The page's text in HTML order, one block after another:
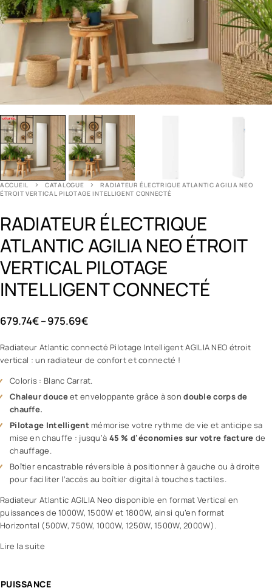
ACCUEIL CATALOGUE
RADIATEUR ÉLECTRIQUE ATLANTIC AGILIA NEO
ÉTROIT VERTICAL PILOTAGE INTELLIGENT CONNECTÉ
RADIATEUR ÉLECTRIQUE
ATLANTIC AGILIA NEO ÉTROIT
VERTICAL PILOTAGE
INTELLIGENT CONNECTÉ
679.74€–975.69€
Radiateur Atlantic connecté Pilotage Intelligent AGILIA NEO étroit
vertical : un radiateur de confort et connecté !
Coloris : Blanc Carrat.
Chaleur douceet enveloppante grâce à sondouble corps de
chauffe.
Pilotage Intelligent mémorise votre rythme de vie et anticipe sa
mise en chauffe : jusqu’à 45 % d’économies sur votre facture de
chauffage.
Boîtier encastrable réversible à positionner à gauche ou à droite
pour faciliter l’accès au boîtier digital à touches tactiles.
Radiateur Atlantic AGILIA Neo disponible en format Vertical en
puissances de 1000W, 1500W et 1800W, ainsi qu’en format
Horizontal (500W, 750W, 1000W, 1250W, 1500W, 2000W).
Lire la suite
PUISSANCE